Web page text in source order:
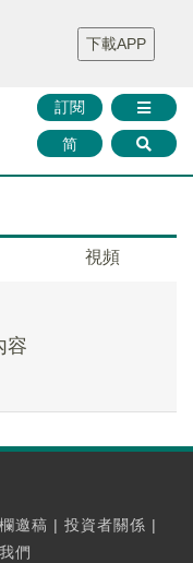
財華證券 媒體矩陣
智庫沙龍
聯絡我們
訂閱
简
下載APP
視頻
容
邀稿 | 投資者關係 |
們